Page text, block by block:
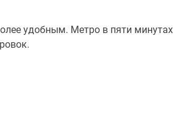
удобным. Метро в пяти